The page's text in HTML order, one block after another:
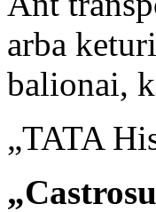
arba
balionai,
„TATA